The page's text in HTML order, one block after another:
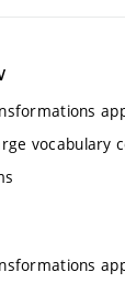
vocabulary